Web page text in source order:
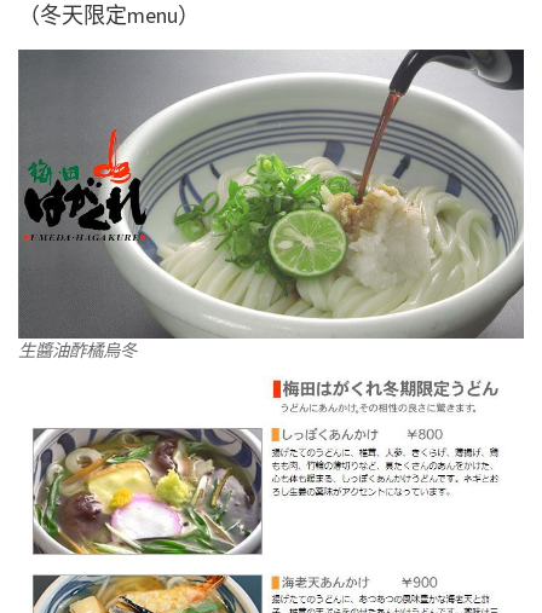
（冬天限定menu）
生醬油酢橘烏冬